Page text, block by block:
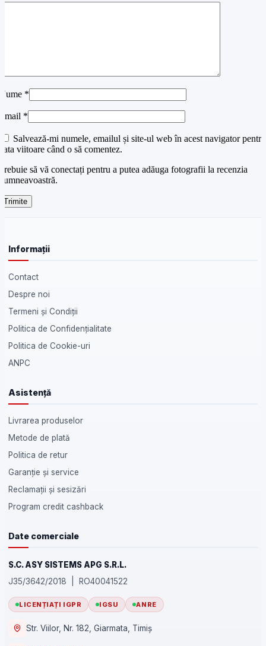
*
*
Salvează-mi numele, emailul și site-ul web în acest navigator pentru
viitoare când o să comentez.
să vă conectați pentru a putea adăuga fotografii la recenzia
Informații
Contact
Despre noi
Termeni și Condiții
Politica de Confidențialitate
Politica de Cookie-uri
ANPC
Asistență
Livrarea produselor
Metode de plată
Politica de retur
Garanție și service
Reclamații și sesizări
Program credit cashback
Date comerciale
S.C. ASY SISTEMS APG S.R.L.
J35/3642/2018 | RO40041522
LICENȚIAȚI IGPR IGSU ANRE
Str. Viilor, Nr. 182, Giarmata, Timiș